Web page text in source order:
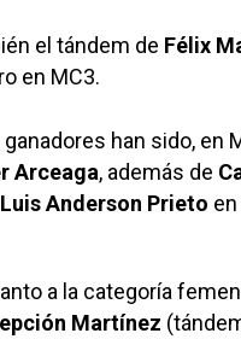
el tándem de Félix
en MC3.
han sido, en
Arceaga, además de
Luis Anderson Prieto
a la categoría
Martínez